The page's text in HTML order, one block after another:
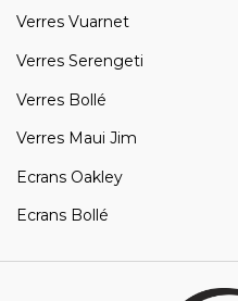
Verres Vuarnet
Verres Serengeti
Verres Bollé
Verres Maui Jim
Ecrans Oakley
Ecrans Bollé